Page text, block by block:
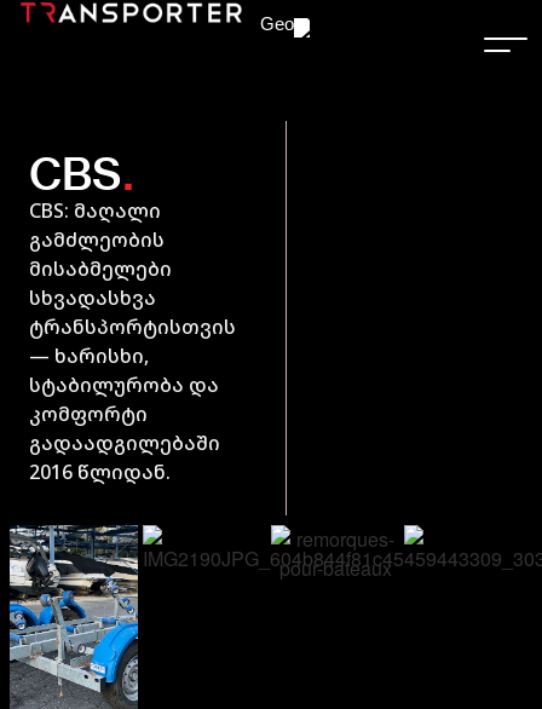
Geo
CBS.
CBS: მაღალი
გამძლეობის
მისაბმელები
სხვადასხვა
ტრანსპორტისთვის
— ხარისხი,
სტაბილურობა და
კომფორტი
გადაადგილებაში
2016 წლიდან.